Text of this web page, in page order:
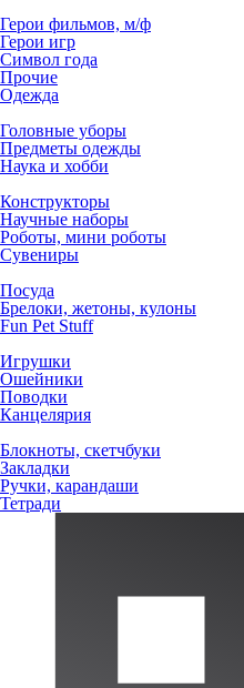
Герои фильмов, м/ф
Герои игр
Символ года
Прочие
Одежда
Головные уборы
Предметы одежды
Наука и хобби
Конструкторы
Научные наборы
Роботы, мини роботы
Сувениры
Посуда
Брелоки, жетоны, кулоны
Fun Pet Stuff
Игрушки
Ошейники
Поводки
Канцелярия
Блокноты, скетчбуки
Закладки
Ручки, карандаши
Тетради